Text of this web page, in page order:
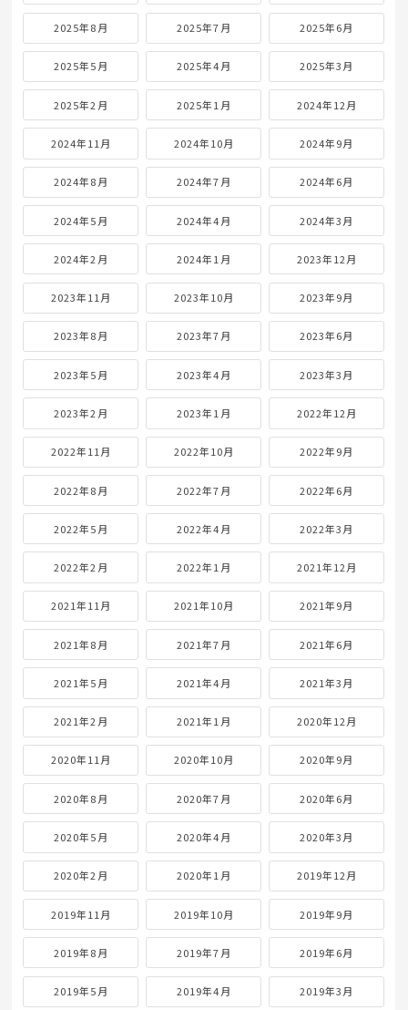
2025年8月 2025年7月 2025年6月
2025年5月 2025年4月 2025年3月
2025年2月 2025年1月 2024年12月
2024年11月 2024年10月 2024年9月
2024年8月 2024年7月 2024年6月
2024年5月 2024年4月 2024年3月
2024年2月 2024年1月 2023年12月
2023年11月 2023年10月 2023年9月
2023年8月 2023年7月 2023年6月
2023年5月 2023年4月 2023年3月
2023年2月 2023年1月 2022年12月
2022年11月 2022年10月 2022年9月
2022年8月 2022年7月 2022年6月
2022年5月 2022年4月 2022年3月
2022年2月 2022年1月 2021年12月
2021年11月 2021年10月 2021年9月
2021年8月 2021年7月 2021年6月
2021年5月 2021年4月 2021年3月
2021年2月 2021年1月 2020年12月
2020年11月 2020年10月 2020年9月
2020年8月 2020年7月 2020年6月
2020年5月 2020年4月 2020年3月
2020年2月 2020年1月 2019年12月
2019年11月 2019年10月 2019年9月
2019年8月 2019年7月 2019年6月
2019年5月 2019年4月 2019年3月